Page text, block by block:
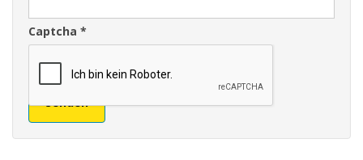
Captcha *
Senden